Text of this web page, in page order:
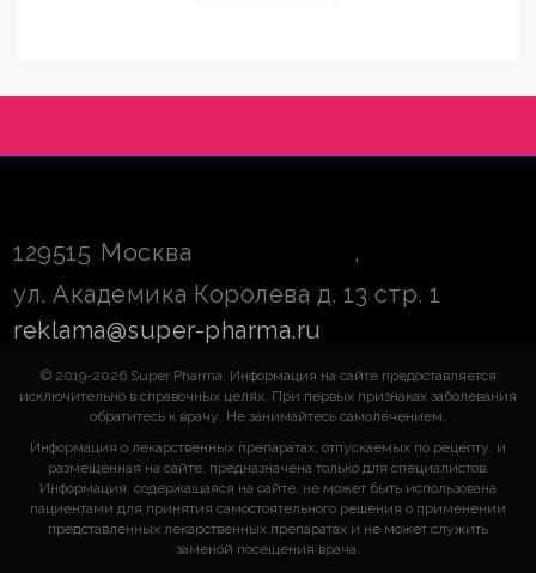
129515 Москва
,
ул. Академика Королева д. 13 стр. 1
reklama@super-pharma.ru
© 2019-2026 Super Pharma. Информация на сайте предоставляется
исключительно в справочных целях. При первых признаках заболевания
обратитесь к врачу. Не занимайтесь самолечением.
Информация о лекарственных препаратах, отпускаемых по рецепту, и
размещенная на сайте, предназначена только для специалистов.
Информация, содержащаяся на сайте, не может быть использована
пациентами для принятия самостоятельного решения о применении
представленных лекарственных препаратах и не может служить
заменой посещения врача.